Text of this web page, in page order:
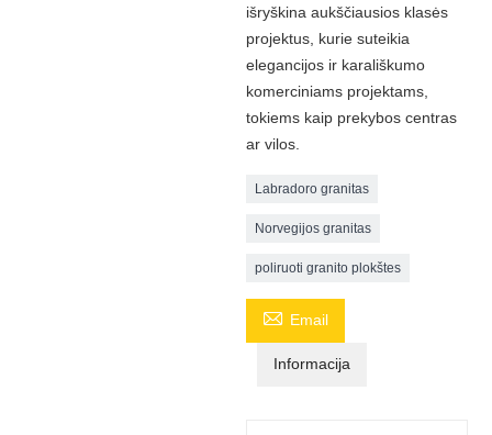
išryškina aukščiausios klasės
projektus, kurie suteikia
elegancijos ir karališkumo
komerciniams projektams,
tokiems kaip prekybos centras
ar vilos.
Labradoro granitas
Norvegijos granitas
poliruoti granito plokštes
 Email
Informacija